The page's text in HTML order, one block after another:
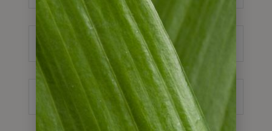
Mail-
Adresse*
Website